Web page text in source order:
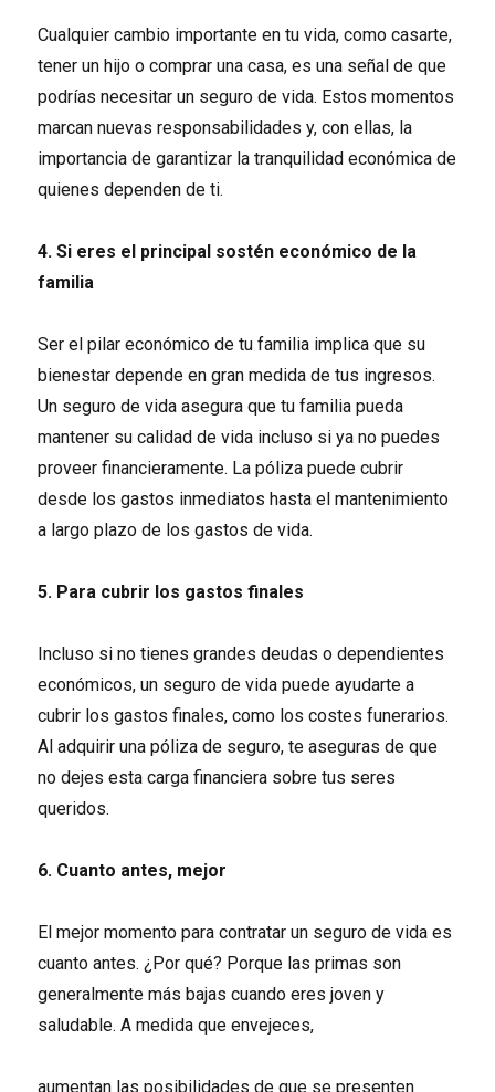
Cualquier cambio importante en tu vida, como casarte,
tener un hijo o comprar una casa, es una señal de que
podrías necesitar un seguro de vida. Estos momentos
marcan nuevas responsabilidades y, con ellas, la
importancia de garantizar la tranquilidad económica de
quienes dependen de ti.
4. Si eres el principal sostén económico de la
familia
Ser el pilar económico de tu familia implica que su
bienestar depende en gran medida de tus ingresos.
Un seguro de vida asegura que tu familia pueda
mantener su calidad de vida incluso si ya no puedes
proveer financieramente. La póliza puede cubrir
desde los gastos inmediatos hasta el mantenimiento
a largo plazo de los gastos de vida.
5. Para cubrir los gastos finales
Incluso si no tienes grandes deudas o dependientes
económicos, un seguro de vida puede ayudarte a
cubrir los gastos finales, como los costes funerarios.
Al adquirir una póliza de seguro, te aseguras de que
no dejes esta carga financiera sobre tus seres
queridos.
6. Cuanto antes, mejor
El mejor momento para contratar un seguro de vida es
cuanto antes. ¿Por qué? Porque las primas son
generalmente más bajas cuando eres joven y
saludable. A medida que envejeces,
aumentan las posibilidades de que se presenten